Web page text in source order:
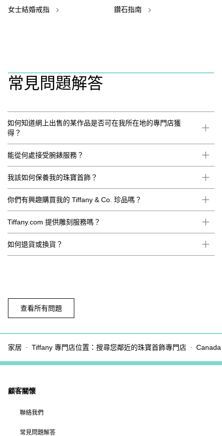
女士結婚戒指 鑽石指南
常見問題解答
如何知道網上出售的某作品是否可在我所在地的專門店獲
得？
能從何處接受腕錶服務？
我該如何保養我的珠寶首飾？
你們有興趣購買我的 Tiffany & Co. 珍品嗎？
Tiffany.com 提供雕刻服務嗎？
如何退貨或換貨？
查看所有問題
家居 Tiffany 專門店位置：搜尋您鄰近的珠寶首飾專門店 Canada
顧客關懷
聯絡我們
常見問題解答